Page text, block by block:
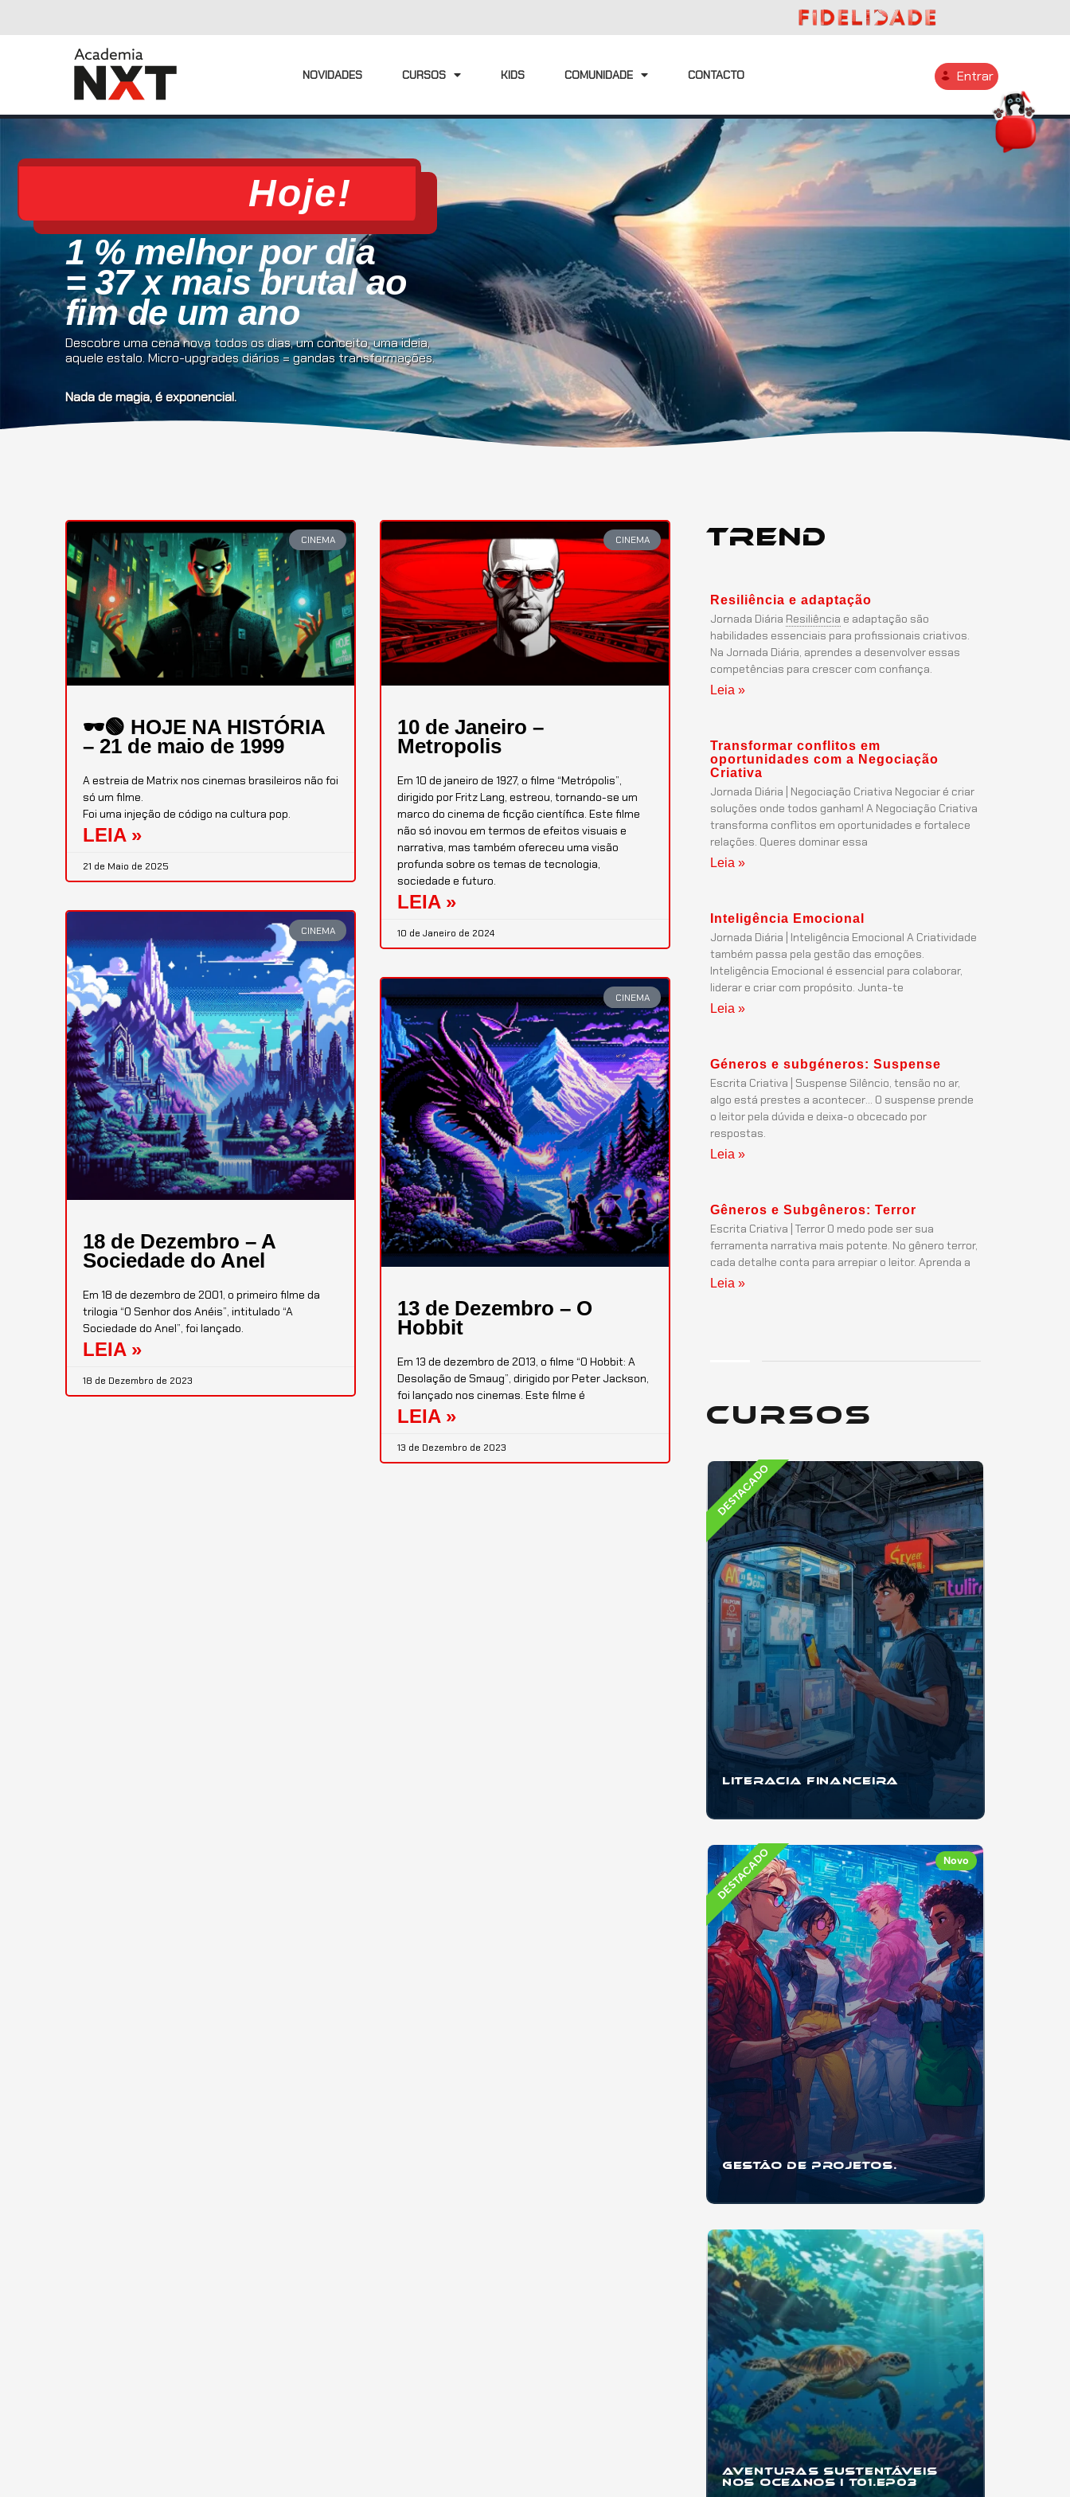
NOVIDADES CURSOS KIDS COMUNIDADE CONTACTO Entrar
Hoje!
1 % melhor por dia
= 37 x mais brutal ao
fim de um ano
Descobre uma cena nova todos os dias, um conceito, uma ideia,
aquele estalo. Micro-upgrades diários = gandas transformações.
Nada de magia, é exponencial.
CINEMA
🕶️🟢 HOJE NA HISTÓRIA
– 21 de maio de 1999
A estreia de Matrix nos cinemas brasileiros não foi
só um filme.
Foi uma injeção de código na cultura pop.
LEIA »
21 de Maio de 2025
CINEMA
10 de Janeiro –
Metropolis
Em 10 de janeiro de 1927, o filme “Metrópolis”,
dirigido por Fritz Lang, estreou, tornando-se um
marco do cinema de ficção científica. Este filme
não só inovou em termos de efeitos visuais e
narrativa, mas também ofereceu uma visão
profunda sobre os temas de tecnologia,
sociedade e futuro.
LEIA »
10 de Janeiro de 2024
CINEMA
18 de Dezembro – A
Sociedade do Anel
Em 18 de dezembro de 2001, o primeiro filme da
trilogia “O Senhor dos Anéis”, intitulado “A
Sociedade do Anel”, foi lançado.
LEIA »
18 de Dezembro de 2023
CINEMA
13 de Dezembro – O
Hobbit
Em 13 de dezembro de 2013, o filme “O Hobbit: A
Desolação de Smaug”, dirigido por Peter Jackson,
foi lançado nos cinemas. Este filme é
LEIA »
13 de Dezembro de 2023
Trend
Resiliência e adaptação
Jornada Diária Resiliência e adaptação são
habilidades essenciais para profissionais criativos.
Na Jornada Diária, aprendes a desenvolver essas
competências para crescer com confiança.
Leia »
Transformar conflitos em
oportunidades com a Negociação
Criativa
Jornada Diária | Negociação Criativa Negociar é criar
soluções onde todos ganham! A Negociação Criativa
transforma conflitos em oportunidades e fortalece
relações. Queres dominar essa
Leia »
Inteligência Emocional
Jornada Diária | Inteligência Emocional A Criatividade
também passa pela gestão das emoções.
Inteligência Emocional é essencial para colaborar,
liderar e criar com propósito. Junta-te
Leia »
Géneros e subgéneros: Suspense
Escrita Criativa | Suspense Silêncio, tensão no ar,
algo está prestes a acontecer… O suspense prende
o leitor pela dúvida e deixa-o obcecado por
respostas.
Leia »
Gêneros e Subgêneros: Terror
Escrita Criativa | Terror O medo pode ser sua
ferramenta narrativa mais potente. No gênero terror,
cada detalhe conta para arrepiar o leitor. Aprenda a
Leia »
Cursos
DESTACADO
Literacia Financeira
Se já recebeste mesada, fizeste um trabalho
presente, e...
DESTACADO Novo
Gestão de Projetos.
Se você quer aprender a organizar projetos
startups...
Aventuras Sustentáveis
nos Oceanos I T01.EP03